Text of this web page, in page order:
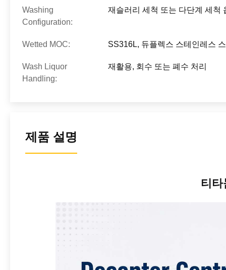
Washing
Configuration:
재슬러리 세척 또는 다단계 세척
Wetted MOC: SS316L, 듀플렉스 스테인레스
Wash Liquor
Handling:
재활용, 회수 또는 폐수 처리
제품 설명
티